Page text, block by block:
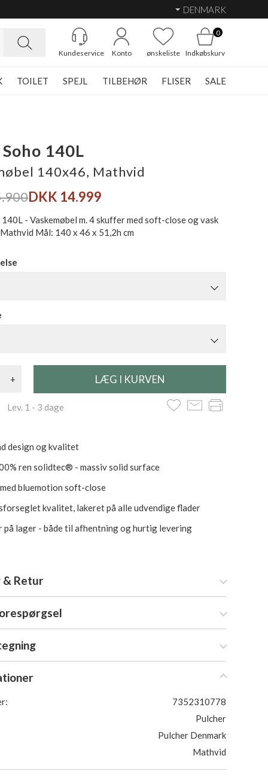
DENMARK
Kundeservice Konto ønskeliste
0
Indkøbskurv
TOILET SPEJL TILBEHØR FLISER SALE
140L
140x46, Mathvid
DKK 14.999
140L - Vaskemøbel m. 4 skuffer med soft-close og vask
Mål: 140 x 46 x 51,2h cm
+
1 - 3 dage
design og kvalitet
ren solidtec® - massiv solid surface
bluemotion soft-close
kvalitet, lakeret på alle udvendige flader
på lager - både til afhentning og hurtig levering
& Retur
7352310778
Pulcher
Pulcher Denmark
Mathvid